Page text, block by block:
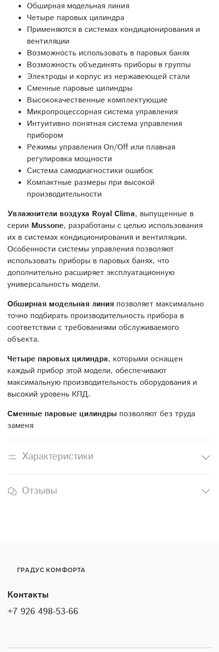
Обширная модельная линия
Четыре паровых цилиндра
Применяются в системах кондиционирования и
вентиляции
Возможность использовать в паровых банях
Возможность объединять приборы в группы
Электроды и корпус из нержавеющей стали
Сменные паровые цилиндры
Высококачественные комплектующие
Микропроцессорная система управления
Интуитивно понятная система управления
прибором
Режимы управления On/Off или плавная
регулировка мощности
Система самодиагностики ошибок
Компактные размеры при высокой
производительности
Увлажнители воздуха Royal Clima, выпущенные в
серии Mussone, разработаны с целью использования
их в системах кондиционирования и вентиляции.
Особенности системы управления позволяют
использовать приборы в паровых банях, что
дополнительно расширяет эксплуатационную
универсальность модели.
Обширная модельная линия позволяет максимально
точно подбирать производительность прибора в
соответствии с требованиями обслуживаемого
объекта.
Четыре паровых цилиндра, которыми оснащен
каждый прибор этой модели, обеспечивают
максимальную производительность оборудования и
высокий уровень КПД.
Сменные паровые цилиндры позволяют без труда
заменя
Характеристики
Отзывы
ГРАДУС КОМФОРТА
Контакты
+7 926 498-53-66